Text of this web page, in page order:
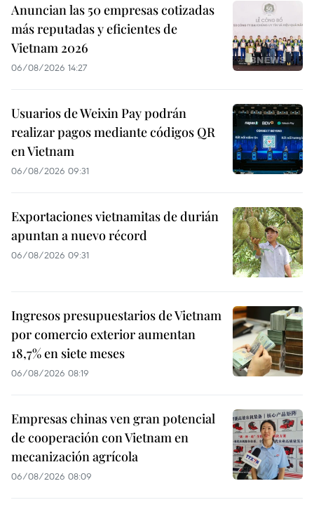
Anuncian las 50 empresas cotizadas
más reputadas y eficientes de
Vietnam 2026
06/08/2026 14:27
Usuarios de Weixin Pay podrán
realizar pagos mediante códigos QR
en Vietnam
06/08/2026 09:31
Exportaciones vietnamitas de durián
apuntan a nuevo récord
06/08/2026 09:31
Ingresos presupuestarios de Vietnam
por comercio exterior aumentan
18,7% en siete meses
06/08/2026 08:19
Empresas chinas ven gran potencial
de cooperación con Vietnam en
mecanización agrícola
06/08/2026 08:09